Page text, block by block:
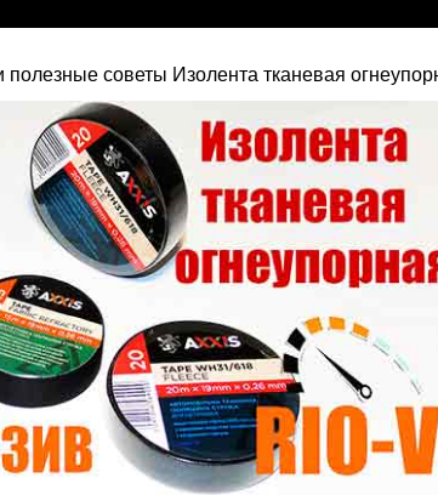
советы Изолента тканевая